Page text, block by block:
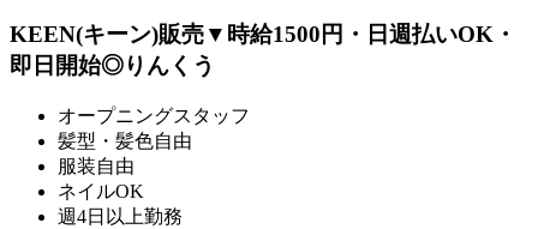
KEEN(キーン)販売▼時給1500円・日週払いOK・
即日開始◎りんくう
オープニングスタッフ
髪型・髪色自由
服装自由
ネイルOK
週4日以上勤務